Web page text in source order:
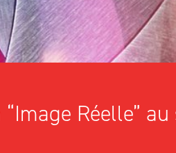
Réelle”